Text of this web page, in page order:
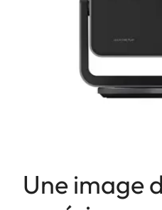
Une image